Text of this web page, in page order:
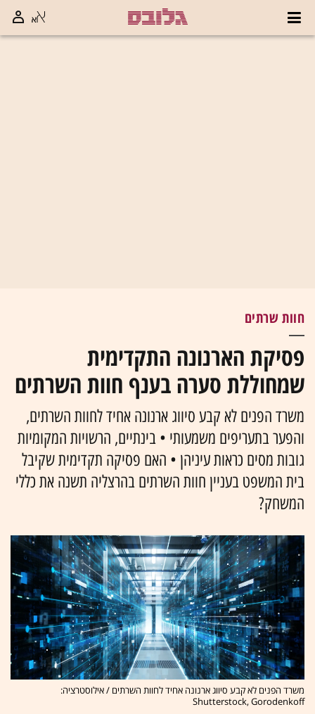
חוות שרתים
פסיקת הארנונה התקדימית
שמחוללת סערה בענף חוות השרתים
משרד הפנים לא קבע סיווג ארנונה אחיד לחוות השרתים,
והפער בתעריפים משמעותי • בינתיים, הרשויות המקומיות
גובות מסים כראות עיניהן • האם פסיקה תקדימית שקיבל
בית המשפט בעניין חוות השרתים בהרצליה תשנה את כללי
המשחק?
משרד הפנים לא קבע סיווג ארנונה אחיד לחוות השרתים / אילוסטרציה:
Shutterstock, Gorodenkoff